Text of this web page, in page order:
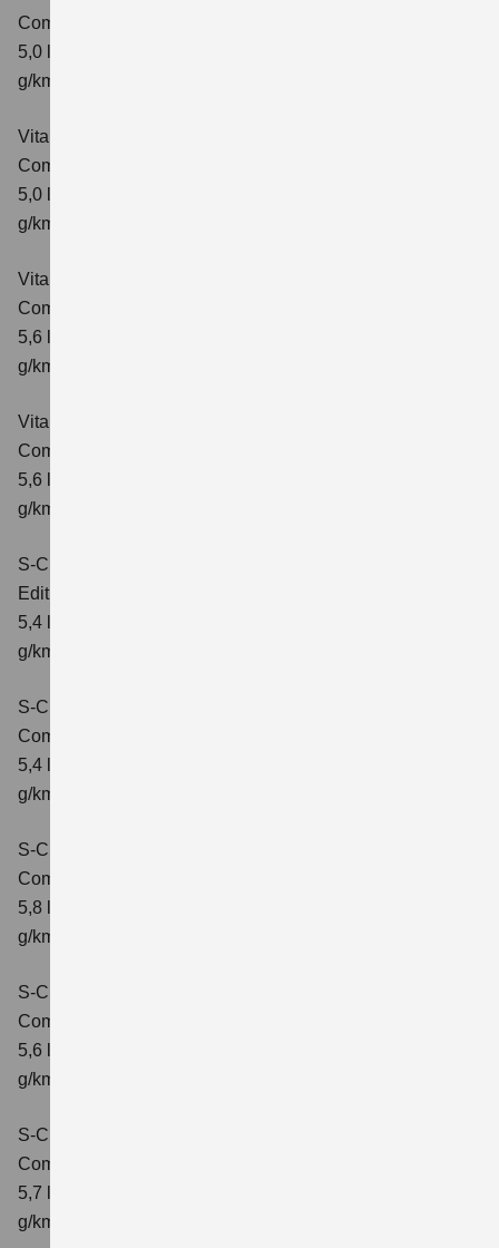
Comfort
5,0 l/100km; kombinierter Wert der CO₂-Emission: 113
g/km; CO₂-Klasse: C
Vitara 1.5 DUALJET HYBRID AGS
Comfort+
5,0 l/100km; kombinierter Wert der CO₂-Emission: 114
g/km; CO₂-Klasse: C
Vitara 1.5 DUALJET HYBRID ALLGRIP AGS
Comfort
5,6 l/100km; kombinierter Wert der CO₂-Emission: 126
g/km; CO₂-Klasse: D
Vitara 1.5 DUALJET HYBRID ALLGRIP AGS
Comfort+
5,6 l/100km; kombinierter Wert der CO₂-Emission: 127
g/km; CO₂-Klasse: D
S-Cross 1.4 BOOSTERJET HYBRID
Edition
5,4 l/100 km; kombinierter Wert der CO2-Emission: 121
g/km; CO2-Klasse: D
S-Cross 1.4 BOOSTERJET HYBRID
Comfort
5,4 l/100 km; kombinierter Wert der CO2-Emission: 121
g/km; CO2-Klasse: D
S-Cross 1.4 BOOSTERJET HYBRID AT
Comfort
5,8 l/100 km; kombinierter Wert der CO2-Emission: 132
g/km; CO2-Klasse: D
S-Cross 1.4 BOOSTERJET HYBRID ALLGRIP
Comfort
5,6 l/100 km; kombinierter Wert der CO2-Emission: 131
g/km; CO2-Klasse: D
S-Cross 1.4 BOOSTERJET HYBRID ALLGRIP
Comfort+
5,7 l/100 km; kombinierter Wert der CO2-Emission: 131
g/km; CO2-Klasse: D